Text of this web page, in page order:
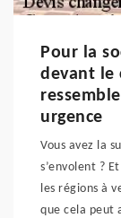
Pour la
devant le
urgence
Vous avez la
s’envolent ?
les régions à
que cela peut